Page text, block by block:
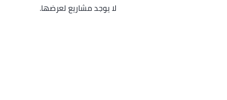
لا يوجد مشاريع لعرضها.